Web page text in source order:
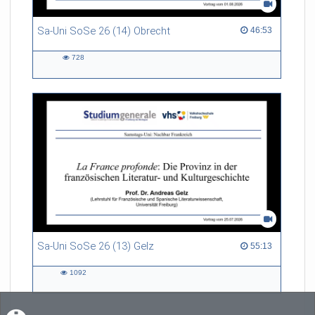
Sa-Uni SoSe 26 (14) Obrecht 46:53
46:53 duration
728
Sa-Uni SoSe 26 (13) Gelz 55:13
55:13 duration
1092